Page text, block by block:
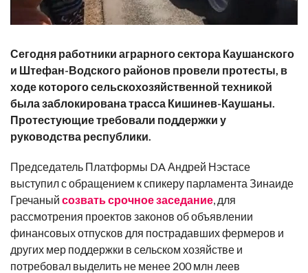
Сегодня работники аграрного сектора Каушанского
и Штефан-Водского районов провели протесты, в
ходе которого сельскохозяйственной техникой
была заблокирована трасса Кишинев-Каушаны.
Протестующие требовали поддержки у
руководства республики.
Председатель Платформы DA Андрей Нэстасе
выступил с обращением к спикеру парламента Зинаиде
Гречаный созвать срочное заседание , для
рассмотрения проектов законов об объявлении
финансовых отпусков для пострадавших фермеров и
других мер поддержки в сельском хозяйстве и
потребовал выделить не менее 200 млн леев